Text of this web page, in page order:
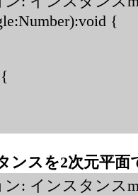
{
ンスを2次元平面
: インスタンス